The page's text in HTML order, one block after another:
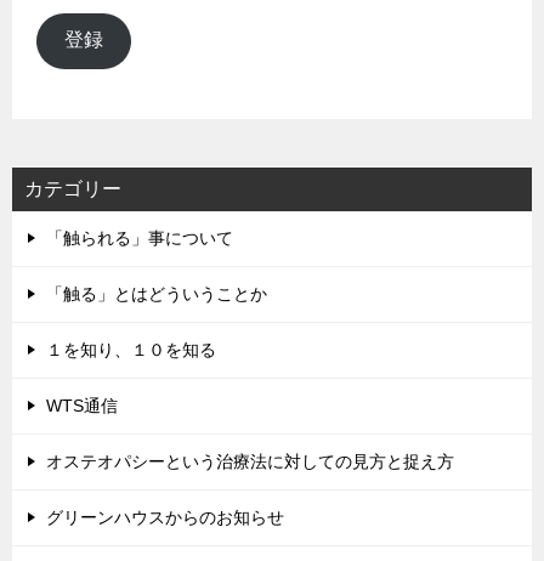
ル
ア
登録
カテゴリー
「触られる」事について
「触る」とはどういうことか
１を知り、１０を知る
WTS通信
オステオパシーという治療法に対しての見方と捉え方
グリーンハウスからのお知らせ